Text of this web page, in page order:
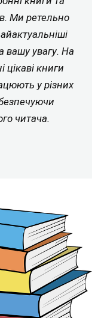
Ми ретельно
вашу увагу. На
цікаві книги
у різних
читача.